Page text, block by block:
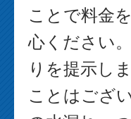
ことで料金
心ください
りを提示し
ことはござ